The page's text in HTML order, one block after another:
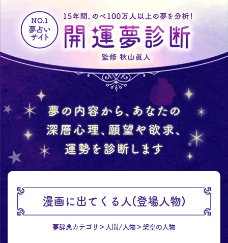
漫画に出てくる人(登場人物)
夢辞典カテゴリ 人間/人物 架空の人物